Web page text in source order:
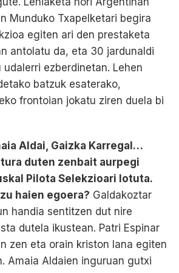
Munduko Txapelketari begira
egiten ari den prestaketa
antolatu da, eta 30 jardunaldi
ezberdinetan. Lehen
batzuk esaterako,
frontoian jokatu ziren duela bi
Aldai, Gaizka Karregal…
duten zenbait aurpegi
Pilota Selekzioari lotuta.
haien egoera? Galdakoztar
handia sentitzen dut nire
dutela ikustean. Patri Espinar
zen eta orain kriston lana egiten
Amaia Aldaien inguruan gutxi